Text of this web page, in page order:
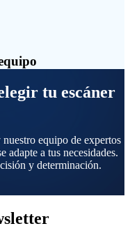
tu escáner
equipo de expertos
adapte a tus necesidades.
y determinación.